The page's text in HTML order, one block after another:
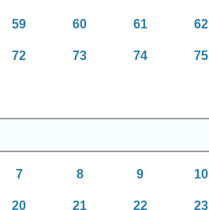
59 60 61 62
72 73 74 75
7 8 9 10
20 21 22 23